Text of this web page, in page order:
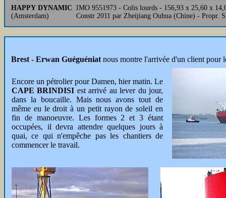
HAPPY DYNAMIC
(Amsterdam)
IMO 9551973 - Colis lourds - 156,93 x 25,60 x
Constr 2011 par Zheijiang Ouhua (Chine) - Propr.
Brest - Erwan Guéguéniat nous montre l'arrivée d'un client pour
Encore un pétrolier pour Damen, hier matin. Le
CAPE BRINDISI est arrivé au lever du jour,
dans la boucaille. Mais nous avons tout de
même eu le droit à un petit rayon de soleil en
fin de manoeuvre. Les formes 2 et 3 étant
occupées, il devra attendre quelques jours à
quai, ce qui n'empêche pas les chantiers de
commencer le travail.